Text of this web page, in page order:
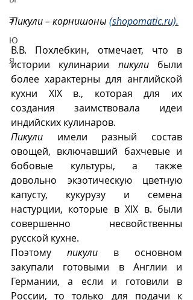
Э
Ю
Я
Пикули – корнишоны (shopomatic.ru).
В.В. Похлебкин, отмечает, что в
истории кулинарии пикули были
более характерны для английской
кухни XIX в., которая для их
создания заимствовала идеи
индийских кулинаров.
Пикули имели разный состав
овощей, включавший бахчевые и
бобовые культуры, а также
довольно экзотическую цветную
капусту, кукурузу и семена
настурции, которые в XIX в. были
совершенно несвойственны
русской кухне.
Поэтому пикули в основном
закупали готовыми в Англии и
Германии, а если и готовили в
России, то только для подачи к